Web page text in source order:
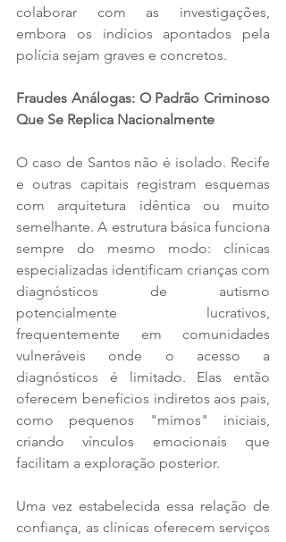
colaborar com as investigações,
embora os indícios apontados pela
polícia sejam graves e concretos.
Fraudes Análogas: O Padrão Criminoso
Que Se Replica Nacionalmente
O caso de Santos não é isolado. Recife
e outras capitais registram esquemas
com arquitetura idêntica ou muito
semelhante. A estrutura básica funciona
sempre do mesmo modo: clínicas
especializadas identificam crianças com
diagnósticos de autismo
potencialmente lucrativos,
frequentemente em comunidades
vulneráveis onde o acesso a
diagnósticos é limitado. Elas então
oferecem benefícios indiretos aos pais,
como pequenos "mimos" iniciais,
criando vínculos emocionais que
facilitam a exploração posterior.
Uma vez estabelecida essa relação de
confiança, as clínicas oferecem serviços